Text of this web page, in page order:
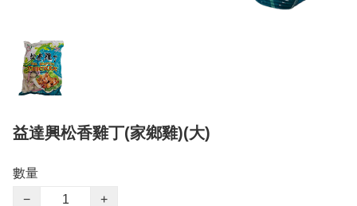
益達興松香雞丁(家鄉雞)(大)
數量
−
+